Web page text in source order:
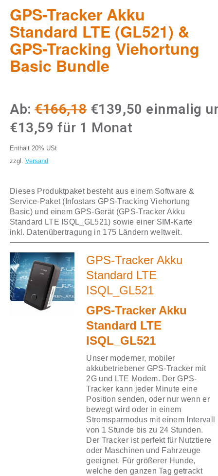
GPS-Tracker Akku
Standard LTE (GL521) &
GPS-Tracking Viehortung
Basic Bundle
Ab:€166,18 €139,50 einmalig
€13,59 für 1 Monat
Enthält 20% USt
zzgl. Versand
Dieses Produktpaket besteht aus einem Software &
Service-Paket (Infostars GPS-Tracking Viehortung
Basic) und einem GPS-Gerät (GPS-Tracker Akku
Standard LTE ISQL_GL521) sowie einer SIM-Karte
inkl. Datenübertragung in 175 Ländern weltweit.
GPS-Tracker Akku
Standard LTE
ISQL_GL521
GPS-Tracker Akku
Standard LTE
ISQL_GL521
Unser moderner, mobiler
akkubetriebener GPS-Tracker mit
2G und LTE Modem. Der GPS-
Tracker kann jeder Minute eine
Position senden, oder nur wenn er
bewegt wird oder in einem
Stromsparmodus mit einem Intervall
von 1 Stunde bis zu 24 Stunden.
Der Tracker ist perfekt für Nutztiere
oder Maschinen und Fahrzeuge
geeignet. Für größerer Hunde,
welche den ganzen Tag getrackt